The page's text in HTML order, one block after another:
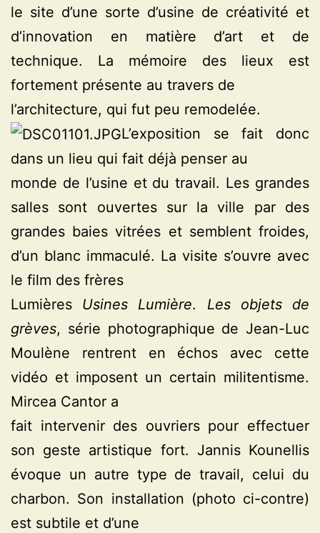
le site d’une sorte d’usine de créativité et
d’innovation en matière d’art et de
technique. La mémoire des lieux est
fortement présente au travers de
l’architecture, qui fut peu remodelée.
L’exposition se fait donc
dans un lieu qui fait déjà penser au
monde de l’usine et du travail. Les grandes
salles sont ouvertes sur la ville par des
grandes baies vitrées et semblent froides,
d’un blanc immaculé. La visite s’ouvre avec
le film des frères
Lumières Usines Lumière. Les objets de
grèves, série photographique de Jean-Luc
Moulène rentrent en échos avec cette
vidéo et imposent un certain militentisme.
Mircea Cantor a
fait intervenir des ouvriers pour effectuer
son geste artistique fort. Jannis Kounellis
évoque un autre type de travail, celui du
charbon. Son installation (photo ci-contre)
est subtile et d’une